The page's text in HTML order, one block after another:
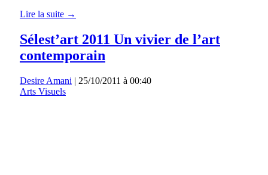
Lire la suite →
Sélest’art 2011 Un vivier de l’art
contemporain
Desire Amani | 25/10/2011 à 00:40
Arts Visuels